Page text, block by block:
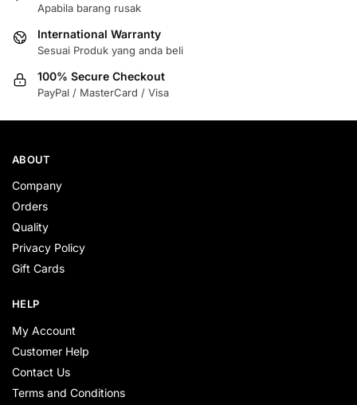
Apabila barang rusak
International Warranty
Sesuai Produk yang anda beli
100% Secure Checkout
PayPal / MasterCard / Visa
ABOUT
Company
Orders
Quality
Privacy Policy
Gift Cards
HELP
My Account
Customer Help
Contact Us
Terms and Conditions